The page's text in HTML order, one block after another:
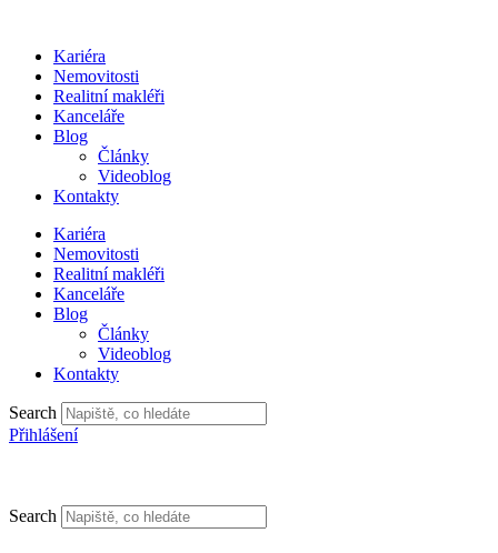
obsahuKariéra
Nemovitosti
Realitní makléři
Kanceláře
Blog
Články
Videoblog
Kontakty
Kariéra
Nemovitosti
Realitní makléři
Kanceláře
Blog
Články
Videoblog
Kontakty
Search
Přihlášení
Search